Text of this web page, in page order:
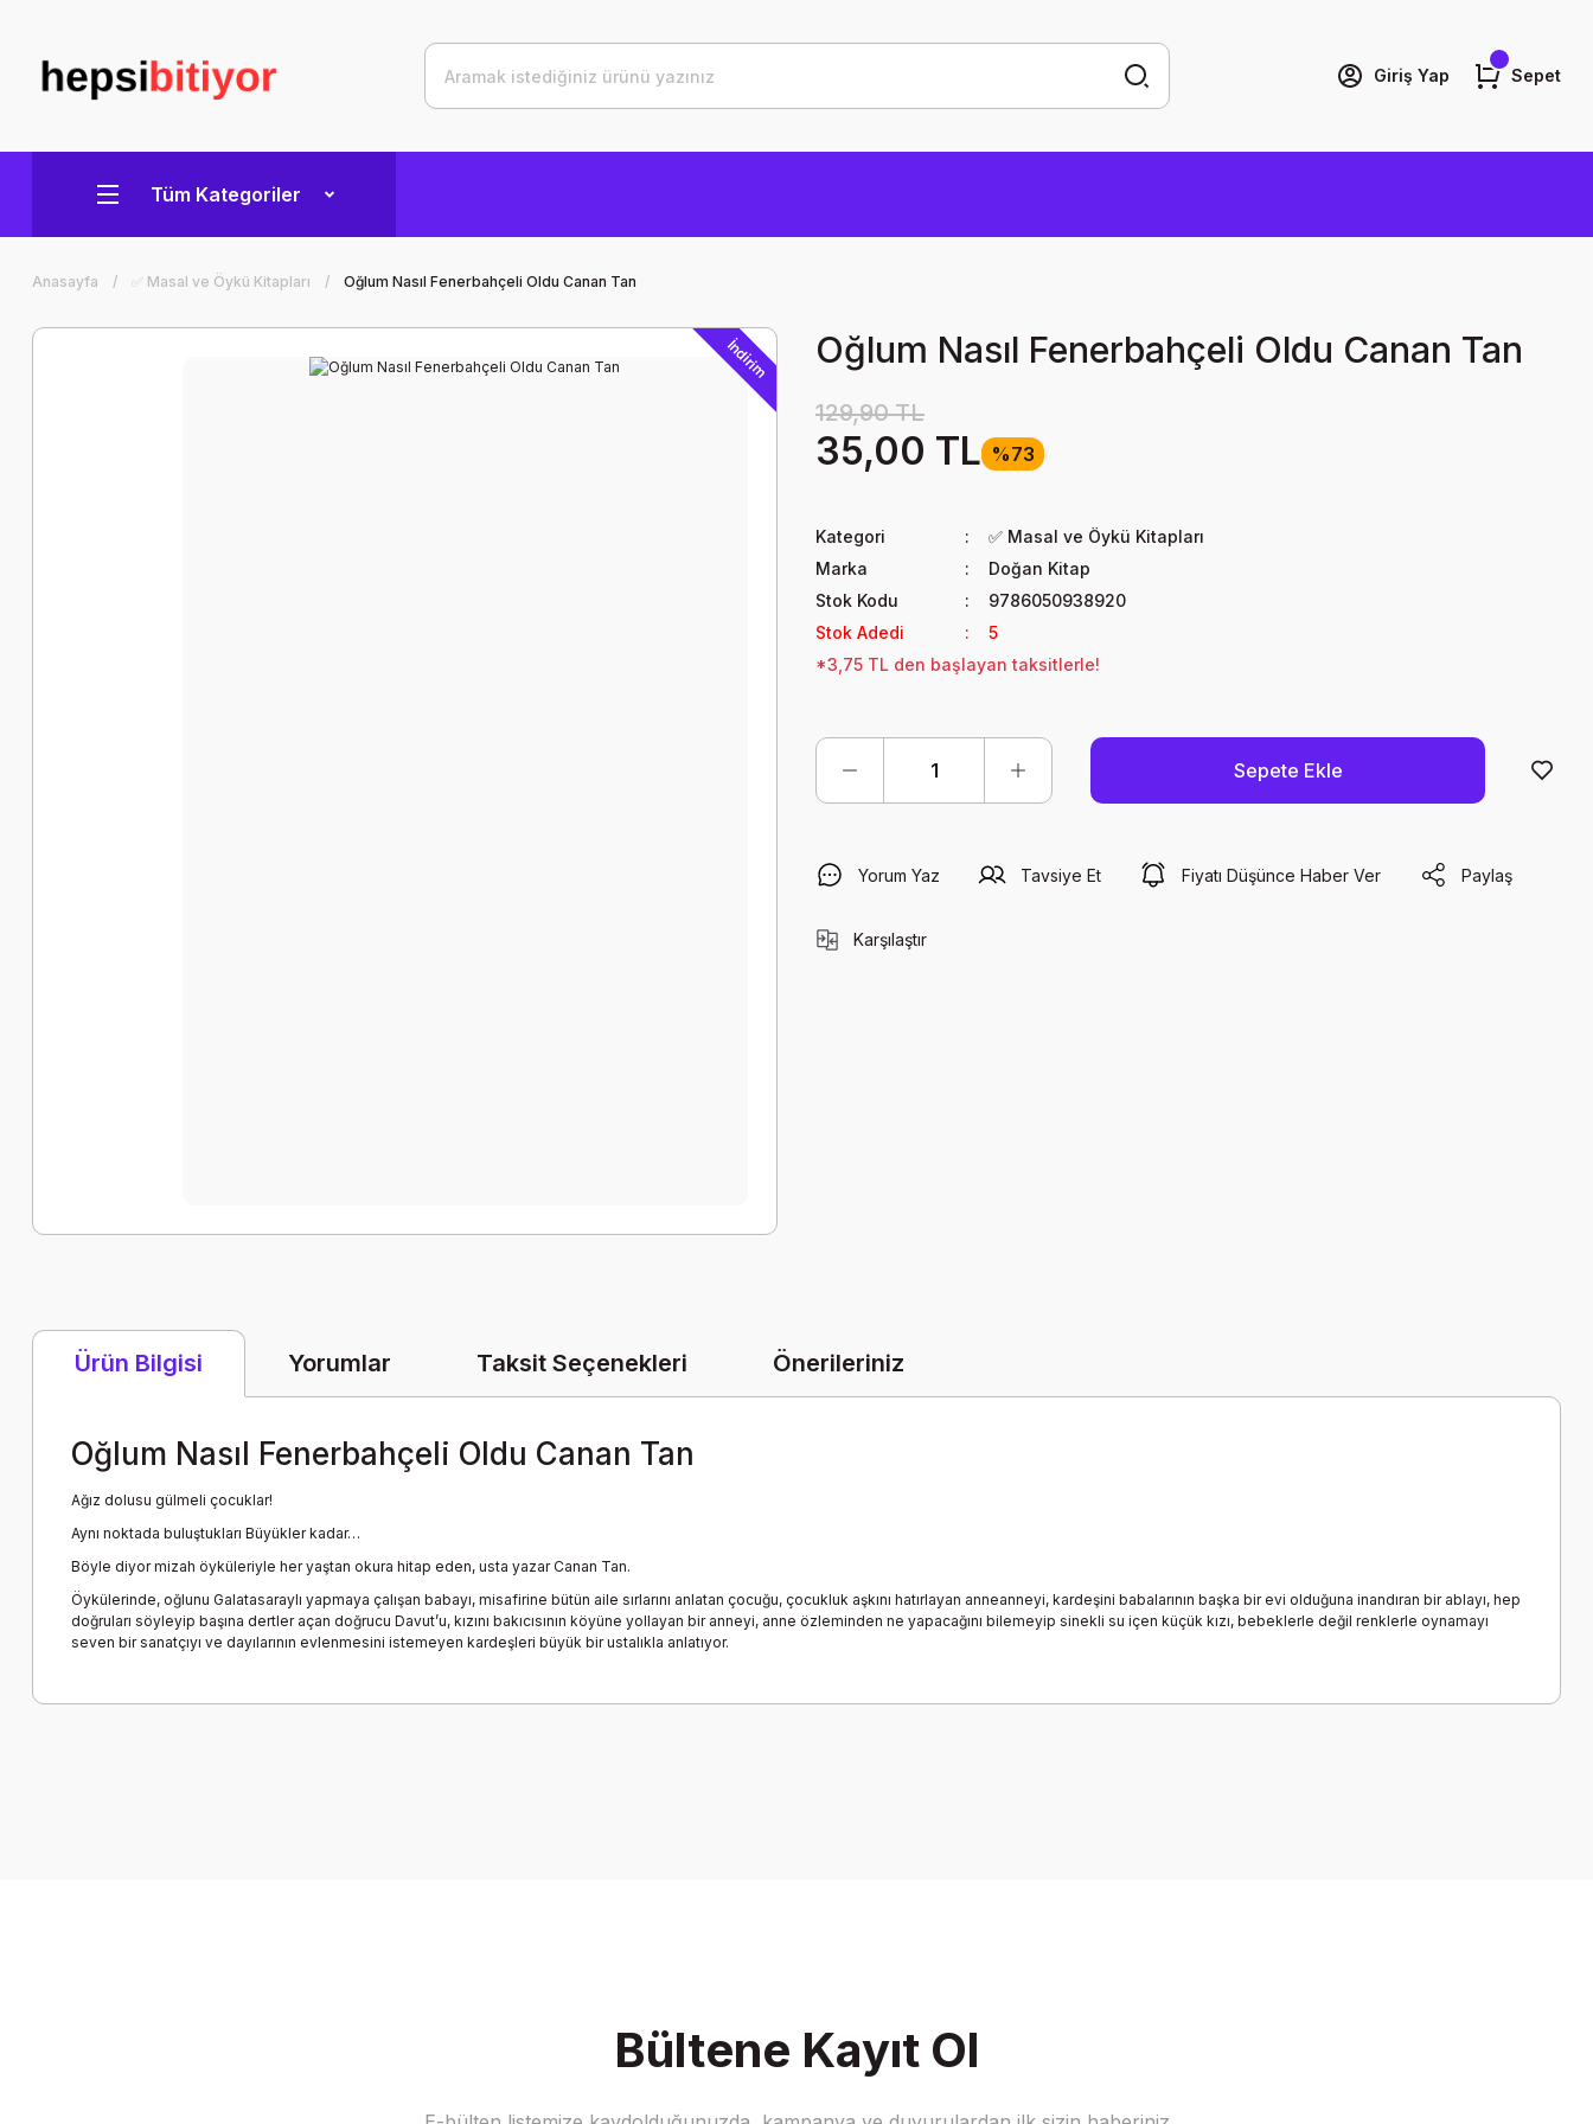
Giriş Yap Sepet
Tüm Kategoriler
Anasayfa ✅ Masal ve Öykü Kitapları Oğlum Nasıl Fenerbahçeli Oldu Canan Tan
İndirim Oğlum Nasıl Fenerbahçeli Oldu Canan Tan
129,90 TL
35,00 TL %73
Kategori
✅ Masal ve Öykü Kitapları
Marka
Doğan Kitap
Stok Kodu
9786050938920
Stok Adedi
5
*3,75 TL den başlayan taksitlerle!
Sepete Ekle
Yorum Yaz Tavsiye Et Fiyatı Düşünce Haber Ver Paylaş
Karşılaştır
Ürün Bilgisi Yorumlar Taksit Seçenekleri Önerileriniz
Oğlum Nasıl Fenerbahçeli Oldu Canan Tan
Ağız dolusu gülmeli çocuklar!
Aynı noktada buluştukları Büyükler kadar…
Böyle diyor mizah öyküleriyle her yaştan okura hitap eden, usta yazar Canan Tan.
Öykülerinde, oğlunu Galatasaraylı yapmaya çalışan babayı, misafirine bütün aile sırlarını anlatan çocuğu, çocukluk aşkını hatırlayan anneanneyi, kardeşini babalarının başka bir evi olduğuna inandıran bir ablayı, hep
doğruları söyleyip başına dertler açan doğrucu Davut’u, kızını bakıcısının köyüne yollayan bir anneyi, anne özleminden ne yapacağını bilemeyip sinekli su içen küçük kızı, bebeklerle değil renklerle oynamayı
seven bir sanatçıyı ve dayılarının evlenmesini istemeyen kardeşleri büyük bir ustalıkla anlatıyor.
Bültene Kayıt Ol